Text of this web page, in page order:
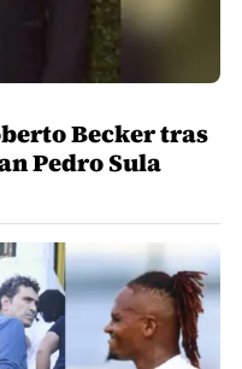
Becker tras
Pedro Sula